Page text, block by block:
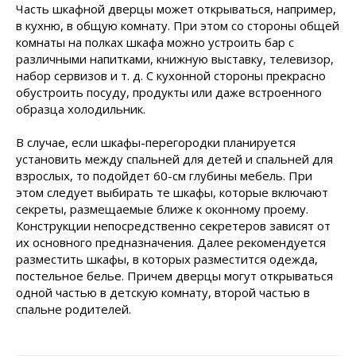
Часть шкафной дверцы может открываться, например,
в кухню, в общую комнату. При этом со стороны общей
комнаты на полках шкафа можно устроить бар с
различными напитками, книжную выставку, телевизор,
набор сервизов и т. д. С кухонной стороны прекрасно
обустроить посуду, продукты или даже встроенного
образца холодильник.
В случае, если шкафы-перегородки планируется
установить между спальней для детей и спальней для
взрослых, то подойдет 60-см глубины мебель. При
этом следует выбирать те шкафы, которые включают
секреты, размещаемые ближе к оконному проему.
Конструкции непосредственно секретеров зависят от
их основного предназначения. Далее рекомендуется
разместить шкафы, в которых разместится одежда,
постельное белье. Причем дверцы могут открываться
одной частью в детскую комнату, второй частью в
спальне родителей.